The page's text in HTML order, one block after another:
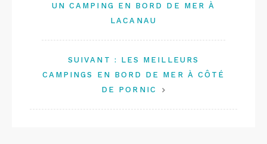
UN CAMPING EN BORD DE MER À
LACANAU
SUIVANT : LES MEILLEURS
CAMPINGS EN BORD DE MER À CÔTÉ
DE PORNIC